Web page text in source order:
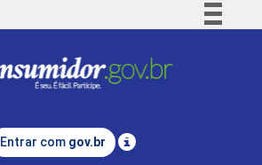
Comunica BR
Legislação
Entrar com gov.br